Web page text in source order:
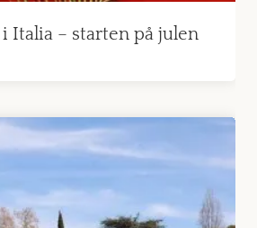
Italia – starten på julen